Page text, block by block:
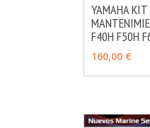
AÑADIR
YAMAHA KIT
F40H F50H
160,00 €